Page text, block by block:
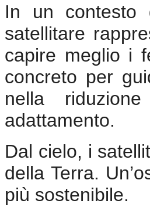
In un contesto
satellitare
capire meglio i
concreto per
nella
adattamento.
Dal cielo, i
della Terra.
più sostenibile.